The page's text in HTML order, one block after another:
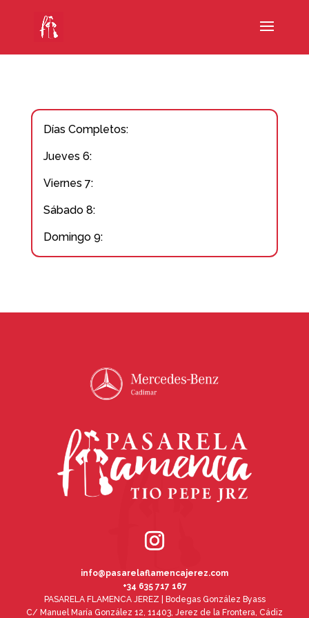
Días Completos:
Jueves 6:
Viernes 7:
Sábado 8:
Domingo 9:
info@pasarelaflamencajerez.com
+34 635 717 167
PASARELA FLAMENCA JEREZ | Bodegas González Byass
C/ Manuel María González 12, 11403, Jerez de la Frontera, Cádiz